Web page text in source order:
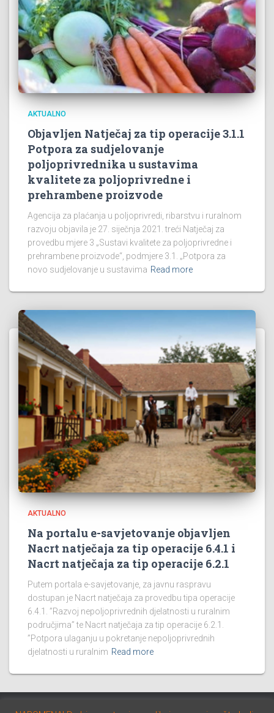
AKTUALNO
Objavljen Natječaj za tip operacije 3.1.1
Potpora za sudjelovanje
poljoprivrednika u sustavima
kvalitete za poljoprivredne i
prehrambene proizvode
Agencija za plaćanja u poljoprivredi, ribarstvu i ruralnom
razvoju objavila je 27. siječnja 2021. treći Natječaj za
provedbu mjere 3 „Sustavi kvalitete za poljoprivredne i
prehrambene proizvode“, podmjere 3.1. „Potpora za
novo sudjelovanje u sustavima Read more
AKTUALNO
Na portalu e-savjetovanje objavljen
Nacrt natječaja za tip operacije 6.4.1 i
Nacrt natječaja za tip operacije 6.2.1
Putem portala e-savjetovanje, za javnu raspravu
dostupan je Nacrt natječaja za provedbu tipa operacije
6.4.1. ”Razvoj nepoljoprivrednih djelatnosti u ruralnim
područjima” te Nacrt natječaja za tip operacije 6.2.1.
”Potpora ulaganju u pokretanje nepoljoprivrednih
djelatnosti u ruralnim Read more